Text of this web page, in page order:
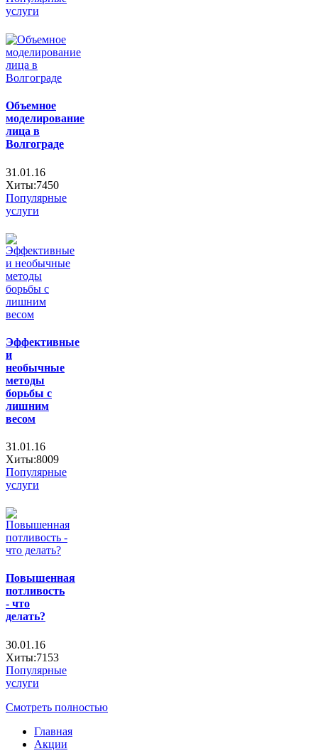
услуги
Объемное
моделирование
лица в
Волгограде
31.01.16
Хиты:7450
Популярные
услуги
Эффективные
и
необычные
методы
борьбы с
лишним
весом
31.01.16
Хиты:8009
Популярные
услуги
Повышенная
потливость
- что
делать?
30.01.16
Хиты:7153
Популярные
услуги
Смотреть полностью
Главная
Акции